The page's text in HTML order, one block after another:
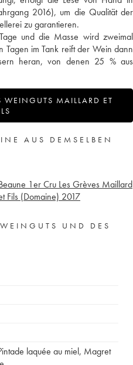
2016), um die Qualität der
zu garantieren.
und die Masse wird zweimal
im Tank reift der Wein dann
heran, von denen 25 % aus
WEINGUTS MAILLARD ET
AUS DEMSELBEN
1er Cru Les Grèves Maillard
Fils (Domaine) 2017
UND DES
laquée au miel, Magret